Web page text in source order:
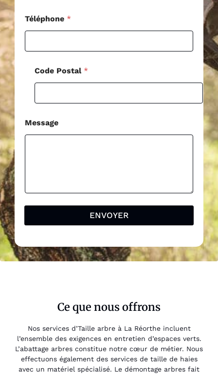
Téléphone *
Code Postal *
l
P
o
t
a
l
Message
ENVOYER
Ce que nous offrons
Nos services d’Taille arbre à La Réorthe incluent
l’ensemble des exigences en entretien d’espaces verts.
L’abattage arbres constitue notre cœur de métier. Nous
effectuons également des services de taille de haies
avec un matériel spécialisé. Le démontage arbres fait